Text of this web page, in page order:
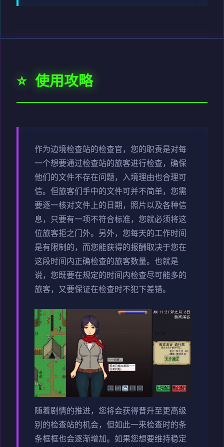
⭐ 使用攻略
作为边境检查站的检查官，您的职责是对每
一个想要通过检查站的旅客进行检查，确保
他们的文件不存在问题，入境理由也合理可
信。但旅客们手中的文件可并不简单，您需
要逐一核对文件上的日期，照片以及各种信
息，只要有一项不符合标准，您就必须将这
位旅客拒之门外。另外，您每天的工作时间
是有限制的，而您能获得的报酬取决于您在
这段时间内正确检查的旅客数量。也就是
说，您既要在规定的时间内检查尽可能多的
旅客，又要保证在检查时不犯下差错。
随着剧情的推进，您将会获得晋升至更高级
别的检查站的机会，但如此一来检查时的条
条框框也会逐渐增加。如果您想要维持稳定